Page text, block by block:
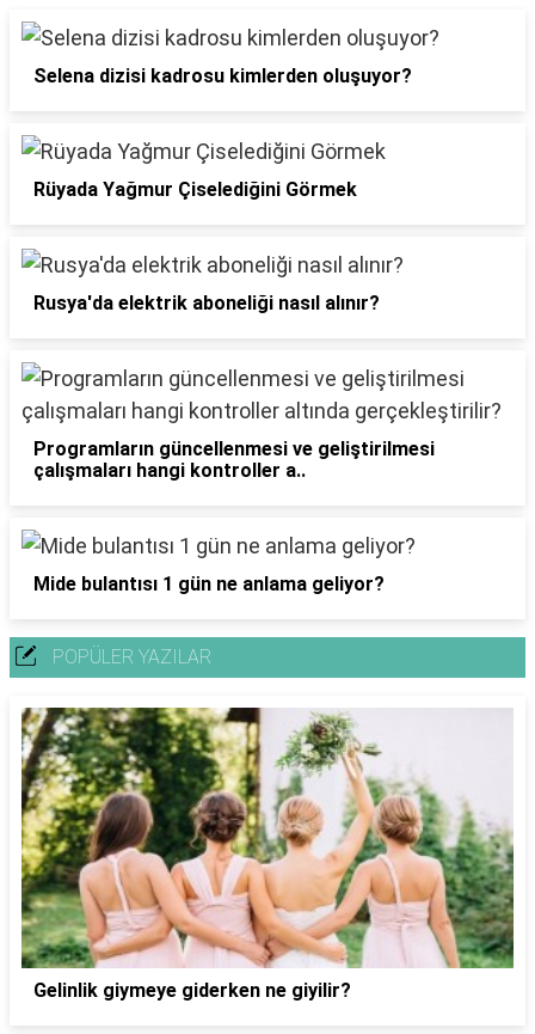
Selena dizisi kadrosu kimlerden oluşuyor?
Rüyada Yağmur Çiselediğini Görmek
Rusya'da elektrik aboneliği nasıl alınır?
Programların güncellenmesi ve geliştirilmesi
çalışmaları hangi kontroller a..
Mide bulantısı 1 gün ne anlama geliyor?
POPÜLER YAZILAR
Gelinlik giymeye giderken ne giyilir?